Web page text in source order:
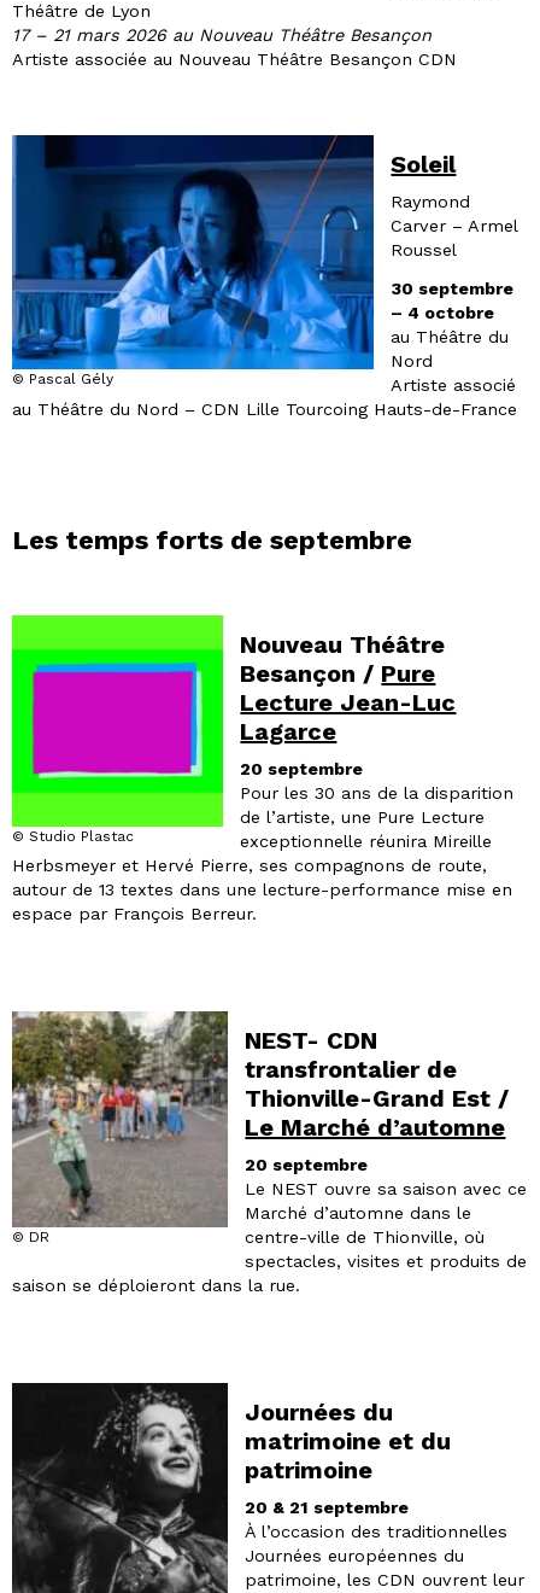
Théâtre de Lyon
17 – 21 mars 2026 au Nouveau Théâtre Besançon
Artiste associée au Nouveau Théâtre Besançon CDN
© Pascal Gély
Soleil
Raymond
Carver – Armel
Roussel
30 septembre
– 4 octobre
au Théâtre du
Nord
Artiste associé
au Théâtre du Nord – CDN Lille Tourcoing Hauts-de-France
Les temps forts de septembre
© Studio Plastac
Nouveau Théâtre
Besançon / Pure
Lecture Jean-Luc
Lagarce
20 septembre
Pour les 30 ans de la disparition
de l’artiste, une Pure Lecture
exceptionnelle réunira Mireille
Herbsmeyer et Hervé Pierre, ses compagnons de route,
autour de 13 textes dans une lecture-performance mise en
espace par François Berreur.
© DR
NEST- CDN
transfrontalier de
Thionville-Grand Est /
Le Marché d’automne
20 septembre
Le NEST ouvre sa saison avec ce
Marché d’automne dans le
centre-ville de Thionville, où
spectacles, visites et produits de
saison se déploieront dans la rue.
Journées du
matrimoine et du
patrimoine
20 & 21 septembre
À l’occasion des traditionnelles
Journées européennes du
patrimoine, les CDN ouvrent leur